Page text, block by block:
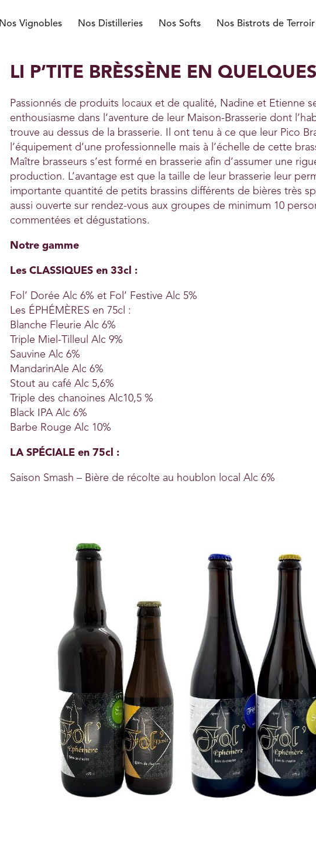
Nos Vignobles Nos Distilleries Nos Softs Nos Bistrots de Terroir
LI P’TITE BRÈSSÈNE EN
Passionnés de produits locaux et de qualité, Nadine et Etienne
enthousiasme dans l’aventure de leur Maison-Brasserie dont
trouve au dessus de la brasserie. Il ont tenu à ce que leur Pico
l’équipement d’une professionnelle mais à l’échelle de cette
Maître brasseurs s’est formé en brasserie afin d’assumer une
production. L’avantage est que la taille de leur brasserie leur
importante quantité de petits brassins différents de bières très
aussi ouverte sur rendez-vous aux groupes de minimum 10
commentées et dégustations.
Notre gamme
Les CLASSIQUES en 33cl :
Fol’ Dorée Alc 6% et Fol’ Festive Alc 5%
Les ÉPHÉMÈRES en 75cl :
Blanche Fleurie Alc 6%
Triple Miel-Tilleul Alc 9%
Sauvine Alc 6%
MandarinAle Alc 6%
Stout au café Alc 5,6%
Triple des chanoines Alc10,5 %
Black IPA Alc 6%
Barbe Rouge Alc 10%
LA SPÉCIALE en 75cl :
Saison Smash – Bière de récolte au houblon local Alc 6%